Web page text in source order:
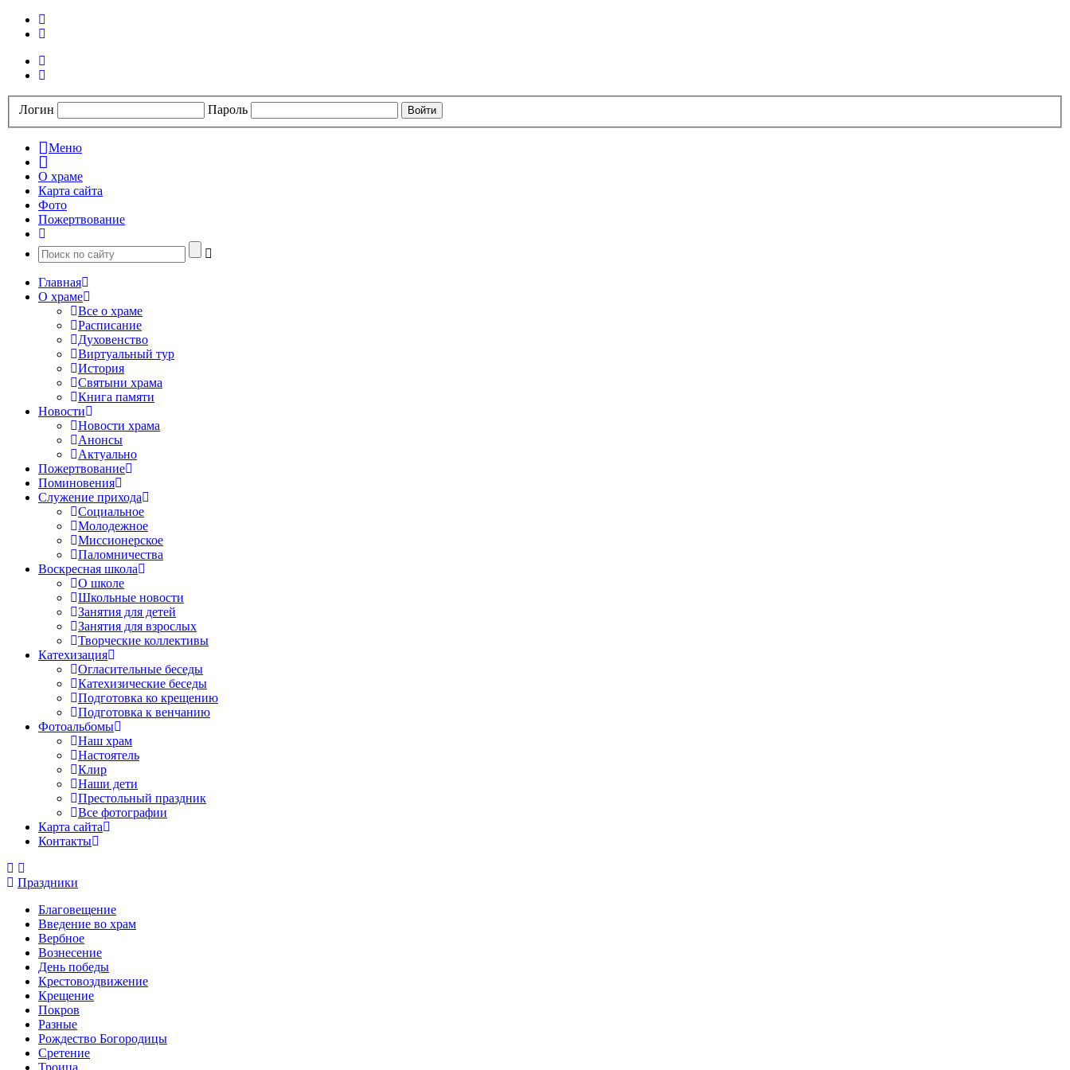
Логин Пароль
Меню
О храме
Карта сайта
Фото
Пожертвование
Главная
О храме
Все о храме
Расписание
Духовенство
Виртуальный тур
История
Святыни храма
Книга памяти
Новости
Новости храма
Анонсы
Актуально
Пожертвование
Поминовения
Служение прихода
Социальное
Молодежное
Миссионерское
Паломничества
Воскресная школа
О школе
Школьные новости
Занятия для детей
Занятия для взрослых
Творческие коллективы
Катехизация
Огласительные беседы
Катехизические беседы
Подготовка ко крещению
Подготовка к венчанию
Фотоальбомы
Наш храм
Настоятель
Клир
Наши дети
Престольный праздник
Все фотографии
Карта сайта
Контакты
Праздники
Благовещение
Введение во храм
Вербное
Вознесение
День победы
Крестовоздвижение
Крещение
Покров
Разные
Рождество Богородицы
Сретение
Троица